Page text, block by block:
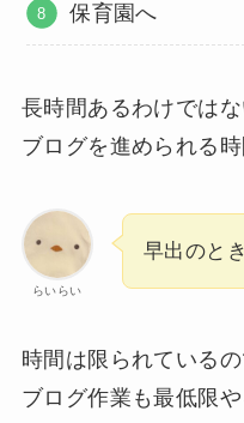
保育園へ
長時間あるわけではな
ブログを進められる
らいらい
早出のと
時間は限られている
ブログ作業も最低限